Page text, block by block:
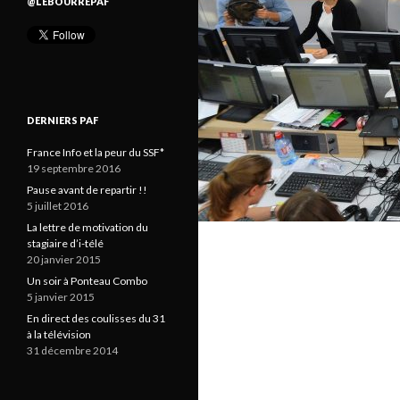
DERNIERS PAF
France Info et la peur du SSF*
19 septembre 2016
Pause avant de repartir !!
5 juillet 2016
La lettre de motivation du
stagiaire d’i-télé
20 janvier 2015
Un soir à Ponteau Combo
5 janvier 2015
En direct des coulisses du 31
à la télévision
31 décembre 2014